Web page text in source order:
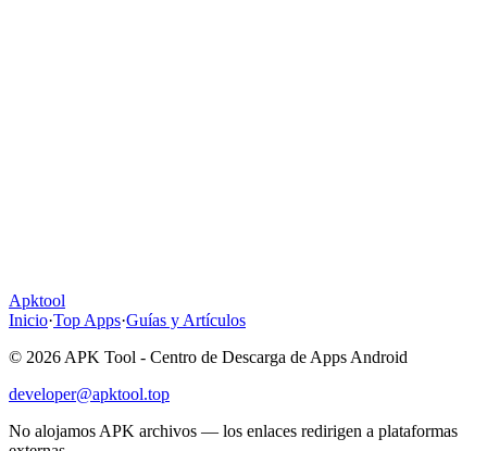
Apktool
Inicio·Top Apps·Guías y Artículos
© 2026 APK Tool - Centro de Descarga de Apps Android
developer@apktool.top
No alojamos APK archivos — los enlaces redirigen a plataformas